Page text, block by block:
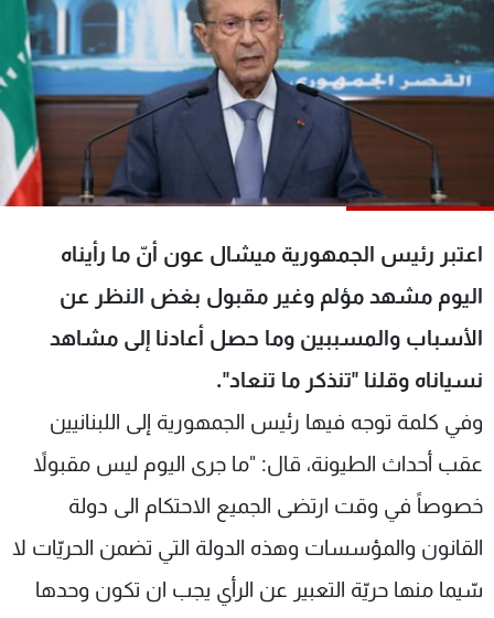
اعتبر رئيس الجمهورية ميشال عون أنّ ما رأيناه
اليوم مشهد مؤلم وغير مقبول بغض النظر عن
الأسباب والمسببين وما حصل أعادنا إلى مشاهد
نسياناه وقلنا "تنذكر ما تنعاد".
وفي كلمة توجه فيها رئيس الجمهورية إلى اللبنانيين
عقب أحداث الطيونة، قال: "ما جرى اليوم ليس مقبولاً
خصوصاً في وقت ارتضى الجميع الاحتكام الى دولة
القانون والمؤسسات وهذه الدولة التي تضمن الحريّات لا
سّيما منها حريّة التعبير عن الرأي يجب ان تكون وحدها
منوعات رياضة
كأس العالم
البرامج
شاهد البرامج
عن MTV
الإنـتـاج
لاعلاناتكم
وظائف
تواصل معنا
سياسة الخصوصية